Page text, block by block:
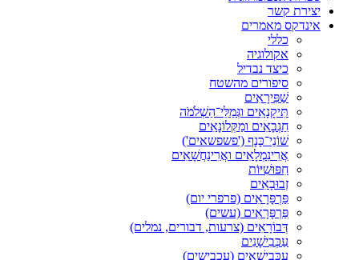
יצירת קשר
אינדקס מאמרים
כללי
אקולוגיה
כיצד נבדיל
סיפורים מהשטח
שַׁפִּירָאִים
תִּיקָנָאִים וגְּמַלֵּי־הַשְׁלֹמֹה
חַגְבָאִים ומַקְּלוֹנָאִים
שׁוֹנֵי־כָּנָף ('פשפשאים')
אֲרִינִמְלָאִים ואֲרִינַחֲשָׁאִים
חִפּוּשִׁיּוֹת
זְבוּבָאִים
פַּרְפָּרָאִים (פרפרי יום)
פַּרְפָּרָאִים (עשים)
דְּבוֹרָאִים (צרעות, דבורים, נמלים)
עַכְּבִישָׁנִים
עַכְּבִישָׁאִים (עכבישים)